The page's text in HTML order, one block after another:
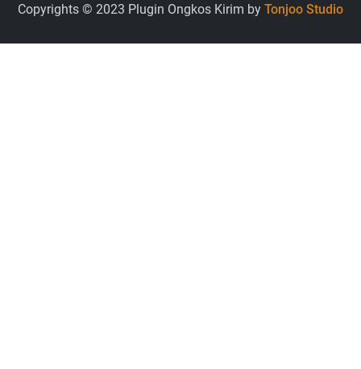
Copyrights © 2023 Plugin Ongkos Kirim by Tonjoo Studio